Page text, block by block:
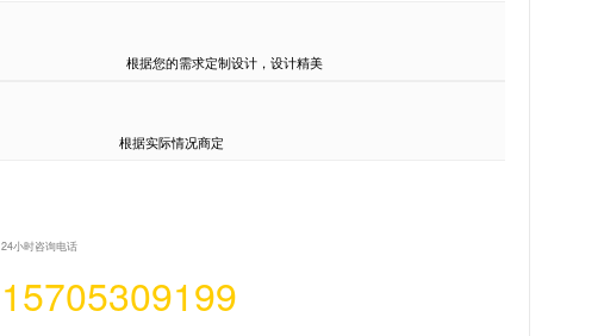
根据您的需求定制设计，设计精美
根据实际情况商定
24小时咨询电话
15705309199